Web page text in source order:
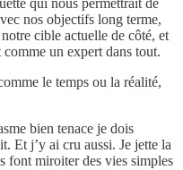
qui nous permettrait de
nos objectifs long terme,
cible actuelle de côté, et
comme un expert dans tout.
le temps ou la réalité,
bien tenace je dois
Et j’y ai cru aussi. Je jette la
font miroiter des vies simples